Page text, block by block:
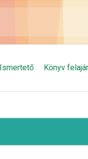
Ismertető Könyv